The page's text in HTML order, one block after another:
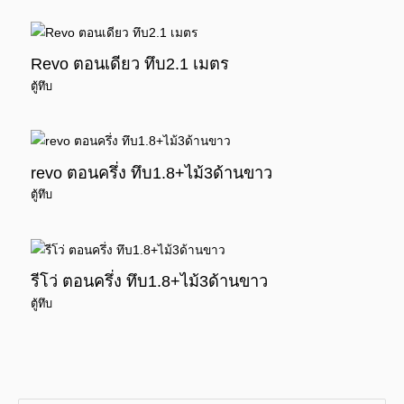
Revo ตอนเดียว ทึบ2.1 เมตร
ตู้ทึบ
revo ตอนครึ่ง ทึบ1.8+ไม้3ด้านขาว
ตู้ทึบ
รีโว่ ตอนครึ่ง ทึบ1.8+ไม้3ด้านขาว
ตู้ทึบ